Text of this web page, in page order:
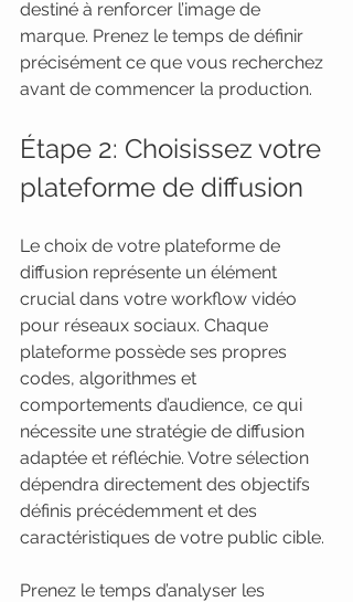
destiné à renforcer l’image de
marque. Prenez le temps de définir
précisément ce que vous recherchez
avant de commencer la production.
Étape 2: Choisissez votre
plateforme de diffusion
Le choix de votre plateforme de
diffusion représente un élément
crucial dans votre workflow vidéo
pour réseaux sociaux. Chaque
plateforme possède ses propres
codes, algorithmes et
comportements d’audience, ce qui
nécessite une stratégie de diffusion
adaptée et réfléchie. Votre sélection
dépendra directement des objectifs
définis précédemment et des
caractéristiques de votre public cible.
Prenez le temps d’analyser les